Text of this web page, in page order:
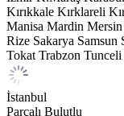
Kırıkkale Kırklareli
Manisa Mardin Mersin
Rize Sakarya Samsun
Tokat Trabzon Tunceli
İstanbul
Parçalı Bulutlu